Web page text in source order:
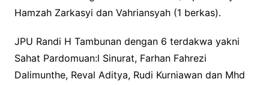
Hamzah Zarkasyi dan Vahriansyah (1 berkas).
JPU Randi H Tambunan dengan 6 terdakwa yakni
Sahat Pardomuan:l Sinurat, Farhan Fahrezi
Dalimunthe, Reval Aditya, Rudi Kurniawan dan Mhd